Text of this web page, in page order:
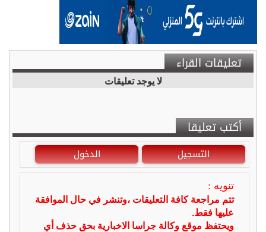
تعليقات القراء
لا يوجد تعليقات
أكتب تعليقا
التسجيل الدخول
تنويه :
تتم مراجعة كافة التعليقات ،وتنشر في حال الموافقة
عليها فقط.
ويحتفظ موقع وكالة جراسا الاخبارية بحق حذف أي